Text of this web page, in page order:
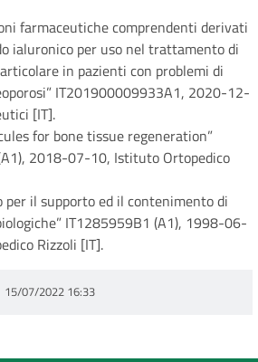
farmaceutiche comprendenti derivati
ialuronico per uso nel trattamento di
in pazienti con problemi di
IT201900009933A1, 2020-12-
[IT].
for bone tissue regeneration”
2018-07-10, Istituto Ortopedico
per il supporto ed il contenimento di
IT1285959B1 (A1), 1998-06-
Rizzoli [IT].
15/07/2022 16:33